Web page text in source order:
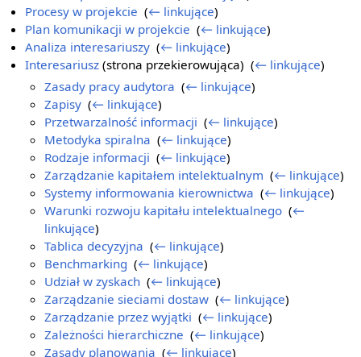
Procesy w projekcie ‎(← linkujące)
Plan komunikacji w projekcie ‎(← linkujące)
Analiza interesariuszy ‎(← linkujące)
Interesariusz (strona przekierowująca) ‎(← linkujące)
Zasady pracy audytora ‎(← linkujące)
Zapisy ‎(← linkujące)
Przetwarzalność informacji ‎(← linkujące)
Metodyka spiralna ‎(← linkujące)
Rodzaje informacji ‎(← linkujące)
Zarządzanie kapitałem intelektualnym ‎(← linkujące)
Systemy informowania kierownictwa ‎(← linkujące)
Warunki rozwoju kapitału intelektualnego ‎(←
linkujące)
Tablica decyzyjna ‎(← linkujące)
Benchmarking ‎(← linkujące)
Udział w zyskach ‎(← linkujące)
Zarządzanie sieciami dostaw ‎(← linkujące)
Zarządzanie przez wyjątki ‎(← linkujące)
Zależności hierarchiczne ‎(← linkujące)
Zasady planowania ‎(← linkujące)